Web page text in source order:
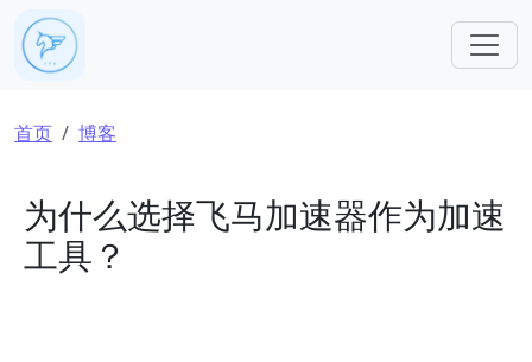
跳转到主要内容
面包屑
首页 博客
为什么选择飞马加速器作为加速
工具？